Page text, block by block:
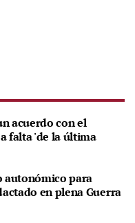
acuerdo con el
falta 'de la última
autonómico para
en plena Guerra